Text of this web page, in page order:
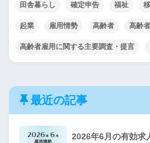
田舎暮らし 確定申告 福祉
起業 雇用情勢 高齢者 高齢
高齢者雇用に関する主要調査・提言
最近の記事
2026年6月の有効求